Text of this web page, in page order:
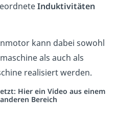
Induktivitäten
kann dabei sowohl
als auch als
realisiert werden.
Hier ein Video aus einem
anderen Bereich